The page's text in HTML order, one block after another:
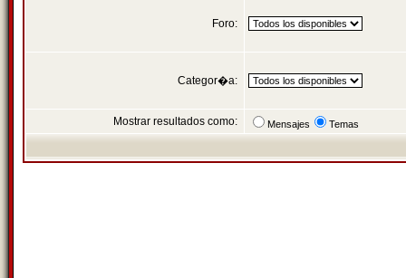
Foro:
Categor�a:
Mostrar resultados como: Mensajes Temas